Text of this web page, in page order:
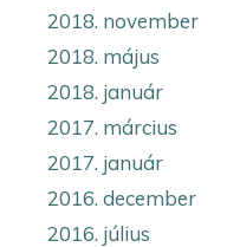
2018. november
2018. május
2018. január
2017. március
2017. január
2016. december
2016. július